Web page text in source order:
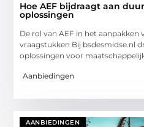
Hoe AEF bijdraagt aan
oplossingen
De rol van AEF in het aanpakken
vraagstukken Bij bsdesmidse.nl
oplossingen voor
Aanbiedingen
AANBIEDINGEN